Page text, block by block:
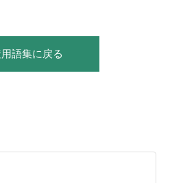
語集に戻る